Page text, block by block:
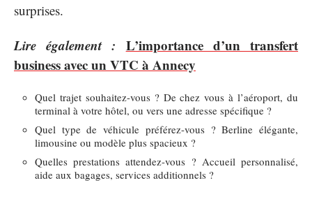
surprises.
Lire également : L’importance d’un transfert
business avec un VTC à Annecy
Quel trajet souhaitez-vous ? De chez vous à l’aéroport, du
terminal à votre hôtel, ou vers une adresse spécifique ?
Quel type de véhicule préférez-vous ? Berline élégante,
limousine ou modèle plus spacieux ?
Quelles prestations attendez-vous ? Accueil personnalisé,
aide aux bagages, services additionnels ?